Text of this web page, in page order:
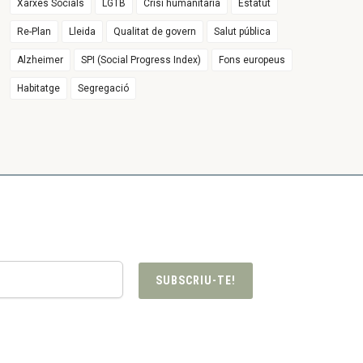
Xarxes Socials LGTB Crisi humanitària Estatut
Re-Plan Lleida Qualitat de govern Salut pública
Alzheimer SPI (Social Progress Index) Fons europeus
Habitatge Segregació
SUBSCRIU-TE!